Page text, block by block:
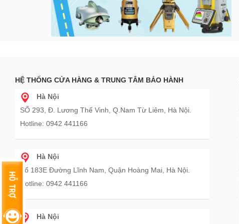
HỆ THỐNG CỬA HÀNG & TRUNG TÂM BẢO HÀNH
Hà Nội
SỐ 293, Đ. Lương Thế Vinh, Q.Nam Từ Liêm, Hà Nội.
Hotline: 0942 441166
Hà Nội
Số 183E Đường Lĩnh Nam, Quận Hoàng Mai, Hà Nội.
Hotline: 0942 441166
Hà Nội